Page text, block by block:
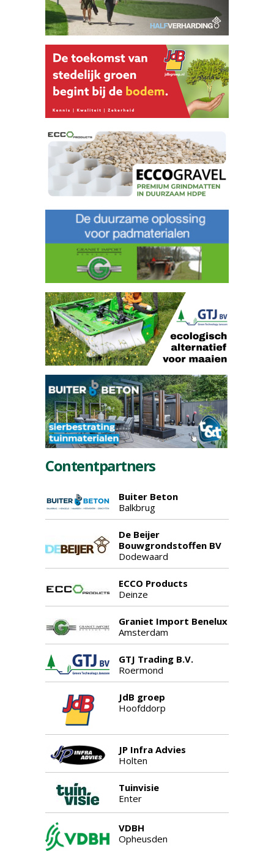
Contentpartners
Buiter Beton
Balkbrug
De Beijer
Bouwgrondstoffen BV
Dodewaard
ECCO Products
Deinze
Graniet Import Benelux
Amsterdam
GTJ Trading B.V.
Roermond
JdB groep
Hoofddorp
JP Infra Advies
Holten
Tuinvisie
Enter
VDBH
Opheusden